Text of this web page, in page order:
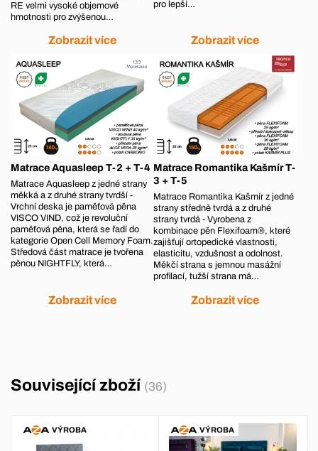
RE velmi vysoké objemové
hmotnosti pro zvýšenou…
Zobrazit více
pro lepší…
Zobrazit více
Matrace Aquasleep T-2 + T-4
Matrace Aquasleep z jedné strany
měkká a z druhé strany tvrdší -
Vrchní deska je paměťová pěna
VISCO VIND, což je revoluční
paměťová pěna, která se řadí do
kategorie Open Cell Memory Foam.
Středová část matrace je tvořena
pěnou NIGHTFLY, která…
Zobrazit více
Matrace Romantika Kašmír T-
3 + T-5
Matrace Romantika Kašmír z jedné
strany středně tvrdá a z druhé
strany tvrdá - Vyrobena z
kombinace pěn Flexifoam®, které
zajišťují ortopedické vlastnosti,
elasticitu, vzdušnost a odolnost.
Měkčí strana s jemnou masážní
profilací, tužší strana má…
Zobrazit více
Související zboží (36)
VÝROBA VÝROBA